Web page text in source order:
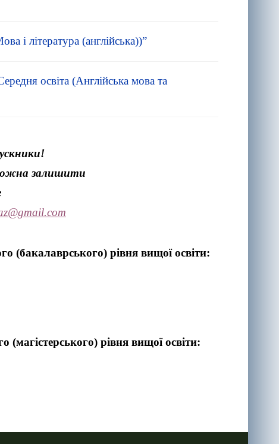
і література (англійська))”
освіта (Англійська мова та
залишити
@gmail.com
(бакалаврського) рівня вищої освіти:
(магістерського) рівня вищої освіти: